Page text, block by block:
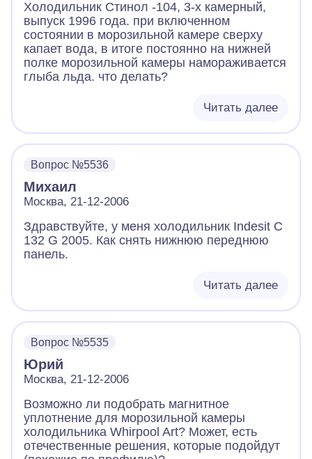
Холодильник Стинол -104, 3-х камерный,
выпуск 1996 года. при включенном
состоянии в морозильной камере сверху
капает вода, в итоге постоянно на нижней
полке морозильной камеры намораживается
глыба льда. что делать?
Читать далее
Вопрос №5536
Михаил
Москва, 21-12-2006
Здравствуйте, у меня холодильник Indesit C
132 G 2005. Как снять нижнюю переднюю
панель.
Читать далее
Вопрос №5535
Юрий
Москва, 21-12-2006
Возможно ли подобрать магнитное
уплотнение для морозильной камеры
холодильника Whirpool Art? Может, есть
отечественные решения, которые подойдут